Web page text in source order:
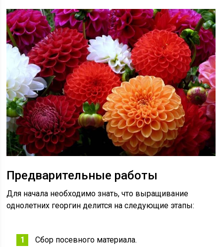
Предварительные работы
Для начала необходимо знать, что выращивание
однолетних георгин делится на следующие этапы:
Сбор посевного материала.